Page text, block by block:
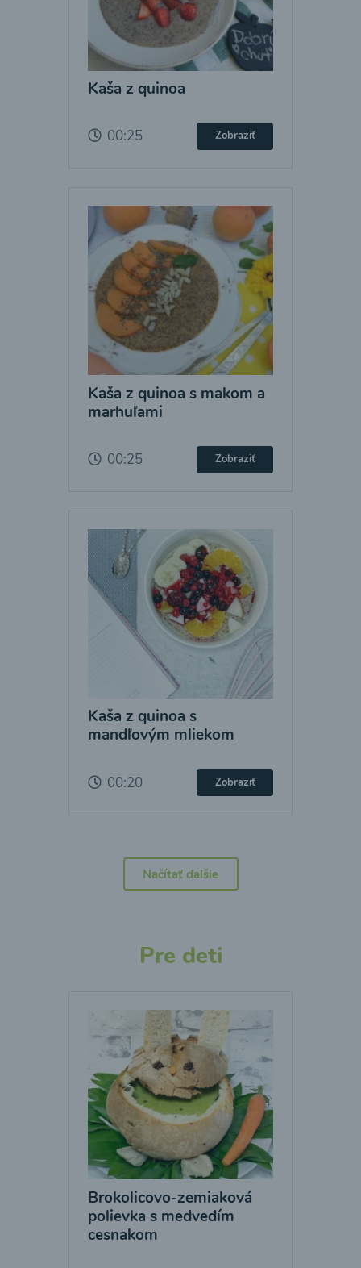
Kaša z quinoa
00:25 Zobraziť
Kaša z quinoa s makom a
marhuľami
00:25 Zobraziť
Kaša z quinoa s
mandľovým mliekom
00:20 Zobraziť
Načítať ďalšie
Pre deti
Brokolicovo-zemiaková
polievka s medvedím
cesnakom